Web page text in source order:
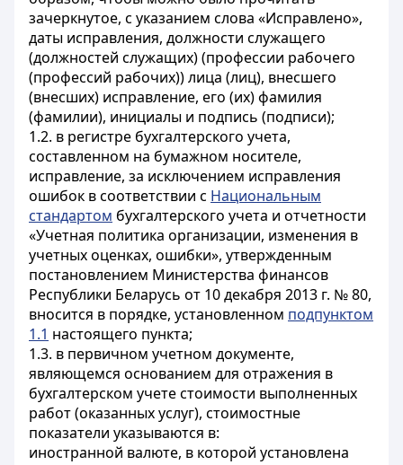
зачеркнутое, с указанием слова «Исправлено»,
даты исправления, должности служащего
(должностей служащих) (профессии рабочего
(профессий рабочих)) лица (лиц), внесшего
(внесших) исправление, его (их) фамилия
(фамилии), инициалы и подпись (подписи);
1.2. в регистре бухгалтерского учета,
составленном на бумажном носителе,
исправление, за исключением исправления
ошибок в соответствии с Национальным
стандартом бухгалтерского учета и отчетности
«Учетная политика организации, изменения в
учетных оценках, ошибки», утвержденным
постановлением Министерства финансов
Республики Беларусь от 10 декабря 2013 г. № 80,
вносится в порядке, установленном подпунктом
1.1 настоящего пункта;
1.3. в первичном учетном документе,
являющемся основанием для отражения в
бухгалтерском учете стоимости выполненных
работ (оказанных услуг), стоимостные
показатели указываются в:
иностранной валюте, в которой установлена